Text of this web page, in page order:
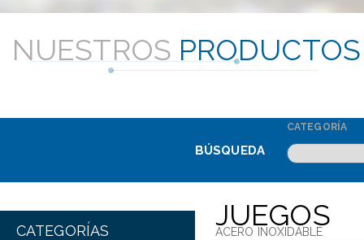
NUESTROS PRODUCTOS
CATEGORÍA
BÚSQUEDA
CATEGORÍAS JUEGOS
ACERO INOXIDABLE